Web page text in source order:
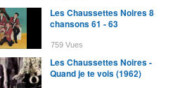
Les Chaussettes Noires 8
chansons 61 - 63
759 Vues
Les Chaussettes Noires -
Quand je te vois (1962)